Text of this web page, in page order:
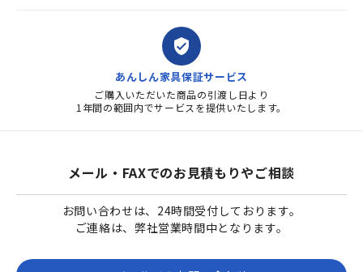
verified_user
あんしん家具保証サービス
ご購入いただいた商品の引渡し日より
1年間の範囲内でサービスを提供いたします。
メール・FAXでのお見積もりやご相談
お問い合わせは、24時間受付しております。
ご連絡は、弊社営業時間中となります。